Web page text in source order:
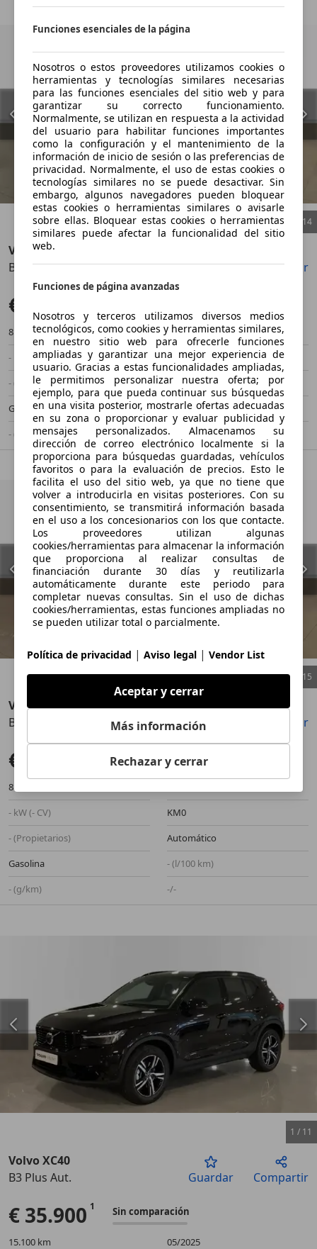
Anterior
14
Volvo XC40
B3 Core Aut.
Guardar Compartir
€ 37.900
8 km
06/2026
- kW (- CV)
KM0
- (Propietarios)
Automático
Gasolina
- (l/100 km)
- (g/km)
-/-
Anterior
15
Volvo XC40
B3 Core Aut.
Guardar Compartir
€ 37.900 Sin comparación
8 km
- kW (- CV)
KM0
- (Propietarios)
Automático
Gasolina
- (l/100 km)
- (g/km)
-/-
Anterior
1 / 11
Volvo XC40
B3 Plus Aut.
Guardar Compartir
€ 35.900 Sin comparación
15.100 km
05/2025
Funciones esenciales de la página
Nosotros o estos proveedores utilizamos cookies o
herramientas y tecnologías similares necesarias
para las funciones esenciales del sitio web y para
garantizar su correcto funcionamiento.
Normalmente, se utilizan en respuesta a la actividad
del usuario para habilitar funciones importantes
como la configuración y el mantenimiento de la
información de inicio de sesión o las preferencias de
privacidad. Normalmente, el uso de estas cookies o
tecnologías similares no se puede desactivar. Sin
embargo, algunos navegadores pueden bloquear
estas cookies o herramientas similares o avisarle
sobre ellas. Bloquear estas cookies o herramientas
similares puede afectar la funcionalidad del sitio
web.
Funciones de página avanzadas
Nosotros y terceros utilizamos diversos medios
tecnológicos, como cookies y herramientas similares,
en nuestro sitio web para ofrecerle funciones
ampliadas y garantizar una mejor experiencia de
usuario. Gracias a estas funcionalidades ampliadas,
le permitimos personalizar nuestra oferta; por
ejemplo, para que pueda continuar sus búsquedas
en una visita posterior, mostrarle ofertas adecuadas
en su zona o proporcionar y evaluar publicidad y
mensajes personalizados. Almacenamos su
dirección de correo electrónico localmente si la
proporciona para búsquedas guardadas, vehículos
favoritos o para la evaluación de precios. Esto le
facilita el uso del sitio web, ya que no tiene que
volver a introducirla en visitas posteriores. Con su
consentimiento, se transmitirá información basada
en el uso a los concesionarios con los que contacte.
Los proveedores utilizan algunas
cookies/herramientas para almacenar la información
que proporciona al realizar consultas de
financiación durante 30 días y reutilizarla
automáticamente durante este periodo para
completar nuevas consultas. Sin el uso de dichas
cookies/herramientas, estas funciones ampliadas no
se pueden utilizar total o parcialmente.
Política de privacidad | Aviso legal | Vendor List
Aceptar y cerrar
Más información
Rechazar y cerrar